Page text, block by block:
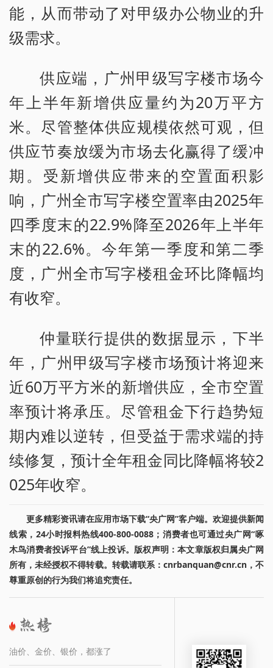
能，从而带动了对甲级办公物业的升
级需求。
供应端，广州甲级写字楼市场今
年上半年新增供应量约为20万平方
米。尽管整体供应规模依然可观，但
供应节奏放缓为市场去化赢得了缓冲
期。受新增供应带来的空置面积影
响，广州全市写字楼空置率由2025年
四季度末的22.9%降至2026年上半年
末的22.6%。今年第一季度和第二季
度，广州全市写字楼租金环比降幅均
有收窄。
仲量联行提供的数据显示，下半
年，广州甲级写字楼市场预计将迎来
近60万平方米的新增供应，全市空置
率预计将承压。尽管租金下行趋势短
期内难以逆转，但受益于需求端的持
续修复，预计全年租金同比降幅将较2
025年收窄。
更多精彩资讯请在应用市场下载“央广网”客户端。欢迎提供新闻
线索，24小时报料热线400-800-0088；消费者也可通过央广网“啄
木鸟消费者投诉平台”线上投诉。版权声明：本文章版权归属央广网
所有，未经授权不得转载。转载请联系：cnrbanquan@cnr.cn，不
尊重原创的行为我们将追究责任。
油价、金价、银价，都涨了